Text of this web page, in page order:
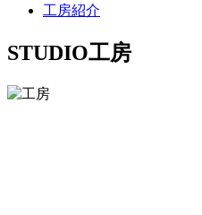
工房紹介
STUDIO工房